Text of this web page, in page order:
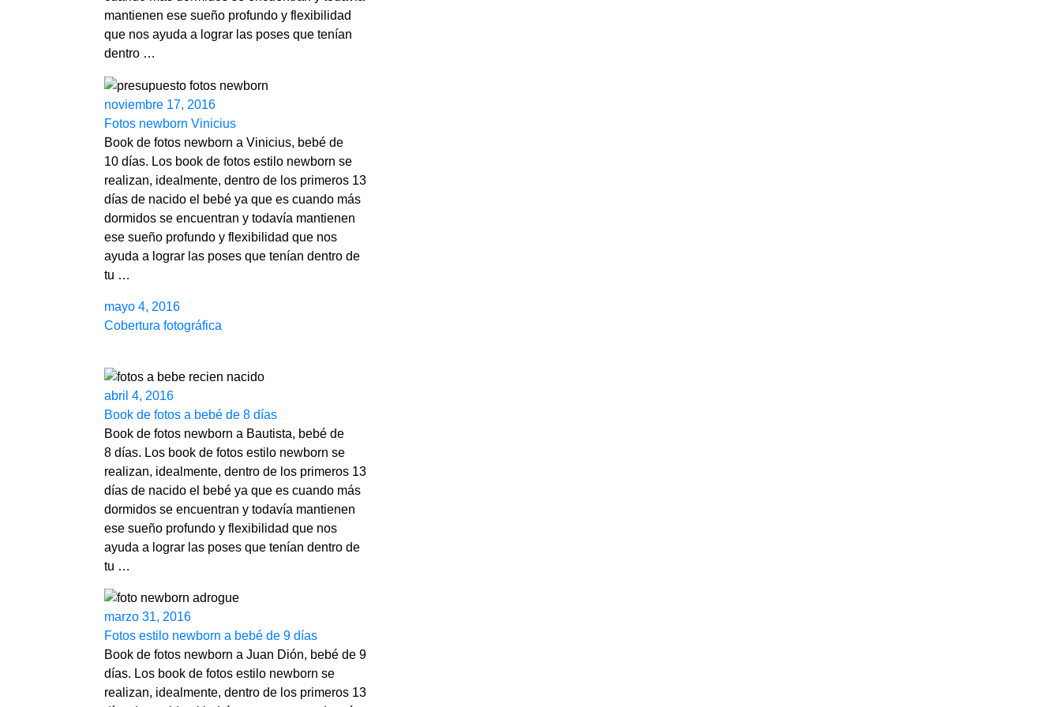
mantienen ese sueño profundo y flexibilidad
que nos ayuda a lograr las poses que tenían
dentro …
noviembre 17, 2016
Fotos newborn Vinicius
Book de fotos newborn a Vinicius, bebé de
10 días. Los book de fotos estilo newborn se
realizan, idealmente, dentro de los primeros 13
días de nacido el bebé ya que es cuando más
dormidos se encuentran y todavía mantienen
ese sueño profundo y flexibilidad que nos
ayuda a lograr las poses que tenían dentro de
tu …
mayo 4, 2016
Cobertura fotográfica
abril 4, 2016
Book de fotos a bebé de 8 días
Book de fotos newborn a Bautista, bebé de
8 días. Los book de fotos estilo newborn se
realizan, idealmente, dentro de los primeros 13
días de nacido el bebé ya que es cuando más
dormidos se encuentran y todavía mantienen
ese sueño profundo y flexibilidad que nos
ayuda a lograr las poses que tenían dentro de
tu …
marzo 31, 2016
Fotos estilo newborn a bebé de 9 días
Book de fotos newborn a Juan Dión, bebé de 9
días. Los book de fotos estilo newborn se
realizan, idealmente, dentro de los primeros 13